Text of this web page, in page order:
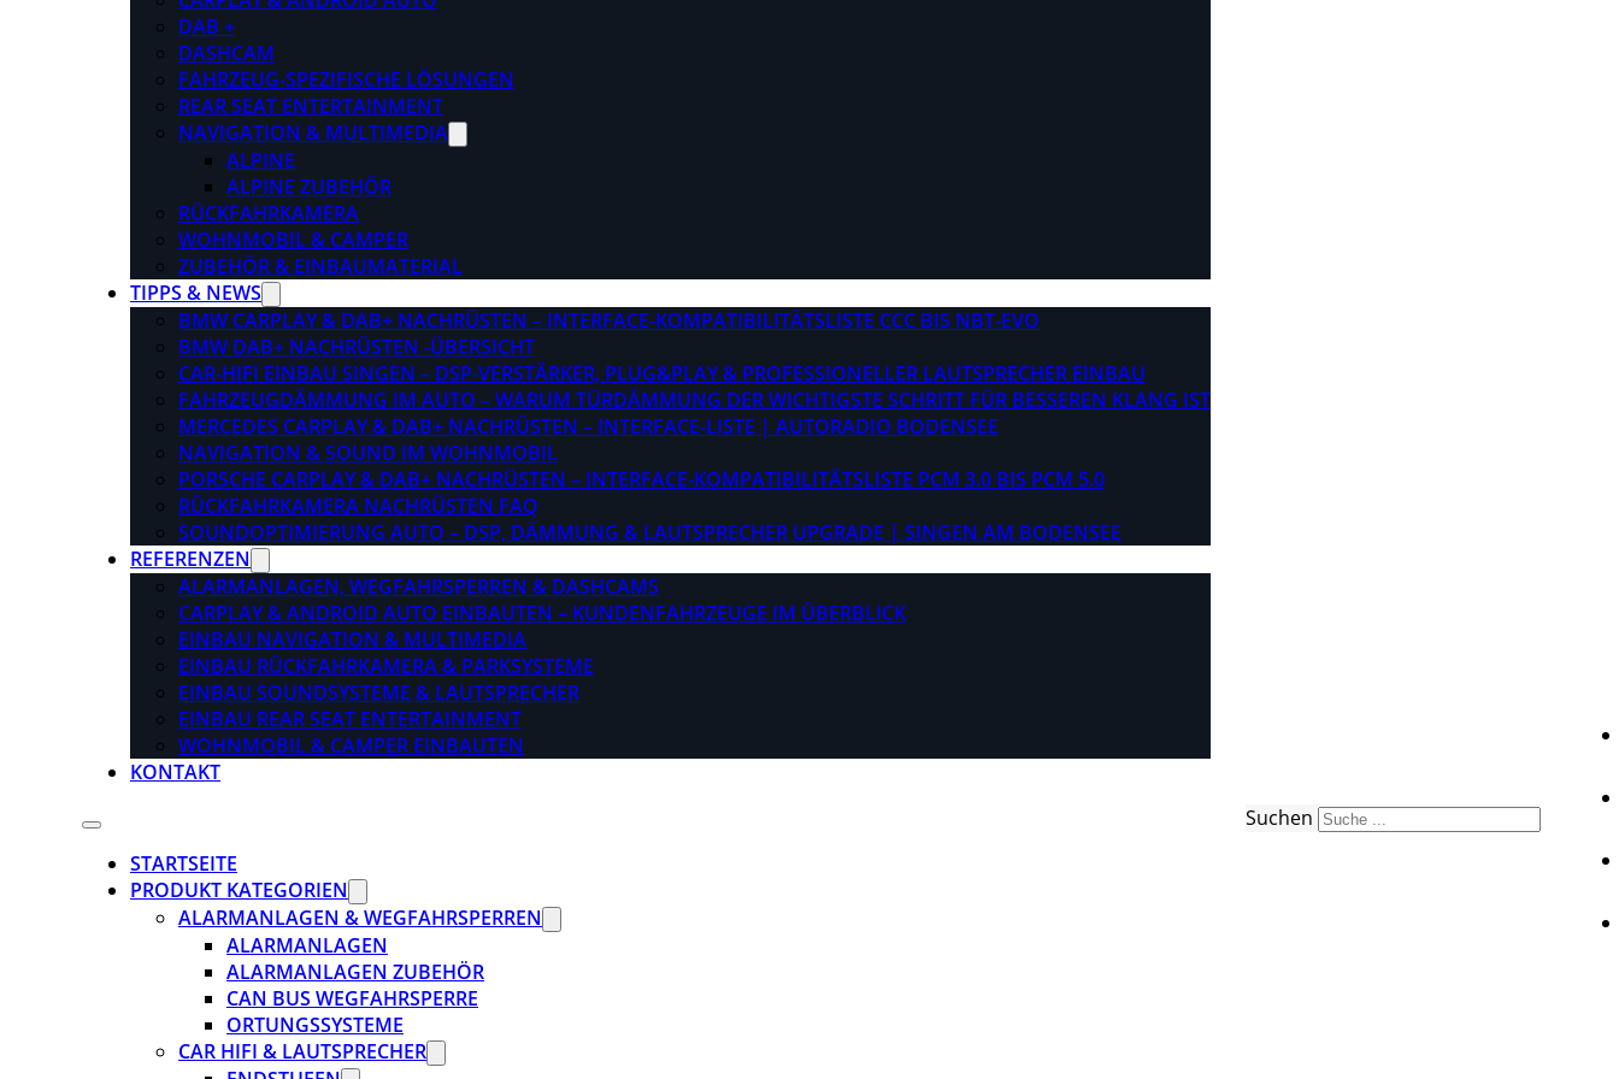
DAB +
DASHCAM
FAHRZEUG-SPEZIFISCHE LÖSUNGEN
REAR SEAT ENTERTAINMENT
NAVIGATION & MULTIMEDIA
ALPINE
ALPINE ZUBEHÖR
RÜCKFAHRKAMERA
WOHNMOBIL & CAMPER
ZUBEHÖR & EINBAUMATERIAL
TIPPS & NEWS
BMW CARPLAY & DAB+ NACHRÜSTEN – INTERFACE-KOMPATIBILITÄTSLISTE CCC BIS NBT-EVO
BMW DAB+ NACHRÜSTEN -ÜBERSICHT
CAR-HIFI EINBAU SINGEN – DSP-VERSTÄRKER, PLUG&PLAY & PROFESSIONELLER LAUTSPRECHER EINBAU
FAHRZEUGDÄMMUNG IM AUTO – WARUM TÜRDÄMMUNG DER WICHTIGSTE SCHRITT FÜR BESSEREN KLANG IST
MERCEDES CARPLAY & DAB+ NACHRÜSTEN – INTERFACE-LISTE | AUTORADIO BODENSEE
NAVIGATION & SOUND IM WOHNMOBIL
PORSCHE CARPLAY & DAB+ NACHRÜSTEN – INTERFACE-KOMPATIBILITÄTSLISTE PCM 3.0 BIS PCM 5.0
RÜCKFAHRKAMERA NACHRÜSTEN FAQ
SOUNDOPTIMIERUNG AUTO – DSP, DÄMMUNG & LAUTSPRECHER UPGRADE | SINGEN AM BODENSEE
REFERENZEN
ALARMANLAGEN, WEGFAHRSPERREN & DASHCAMS
CARPLAY & ANDROID AUTO EINBAUTEN – KUNDENFAHRZEUGE IM ÜBERBLICK
EINBAU NAVIGATION & MULTIMEDIA
EINBAU RÜCKFAHRKAMERA & PARKSYSTEME
EINBAU SOUNDSYSTEME & LAUTSPRECHER
EINBAU REAR SEAT ENTERTAINMENT
WOHNMOBIL & CAMPER EINBAUTEN
KONTAKT
STARTSEITE
PRODUKT KATEGORIEN
ALARMANLAGEN & WEGFAHRSPERREN
ALARMANLAGEN
ALARMANLAGEN ZUBEHÖR
CAN BUS WEGFAHRSPERRE
ORTUNGSSYSTEME
CAR HIFI & LAUTSPRECHER
Suchen